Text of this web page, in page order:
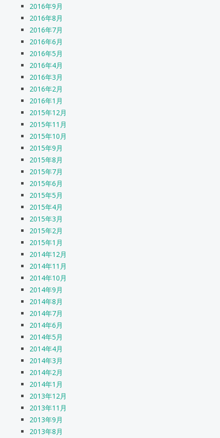
2016年9月
2016年8月
2016年7月
2016年6月
2016年5月
2016年4月
2016年3月
2016年2月
2016年1月
2015年12月
2015年11月
2015年10月
2015年9月
2015年8月
2015年7月
2015年6月
2015年5月
2015年4月
2015年3月
2015年2月
2015年1月
2014年12月
2014年11月
2014年10月
2014年9月
2014年8月
2014年7月
2014年6月
2014年5月
2014年4月
2014年3月
2014年2月
2014年1月
2013年12月
2013年11月
2013年9月
2013年8月